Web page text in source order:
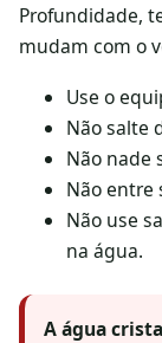
Profundidade,
mudam com o
Use o
Não salte
Não nade
Não entre
Não use
na água.
A água